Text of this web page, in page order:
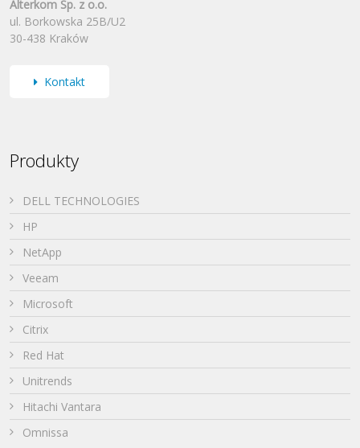
Alterkom Sp. z o.o.
ul. Borkowska 25B/U2
30-438 Kraków
Kontakt
Produkty
DELL TECHNOLOGIES
HP
NetApp
Veeam
Microsoft
Citrix
Red Hat
Unitrends
Hitachi Vantara
Omnissa